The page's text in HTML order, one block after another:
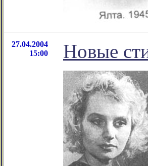
27.04.2004
15:00
Новые